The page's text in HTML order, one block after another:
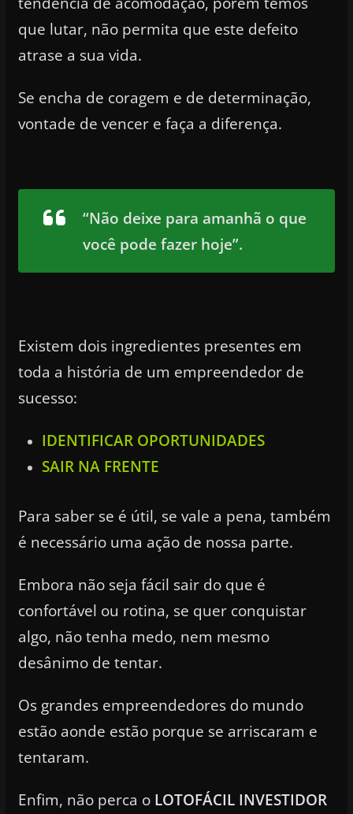
que lutar, não permita que este defeito
atrase a sua vida.
Se encha de coragem e de determinação,
vontade de vencer e faça a diferença.
“Não deixe para amanhã o que
você pode fazer hoje”.
Existem dois ingredientes presentes em
toda a história de um empreendedor de
sucesso:
IDENTIFICAR OPORTUNIDADES
SAIR NA FRENTE
Para saber se é útil, se vale a pena, também
é necessário uma ação de nossa parte.
Embora não seja fácil sair do que é
confortável ou rotina, se quer conquistar
algo, não tenha medo, nem mesmo
desânimo de tentar.
Os grandes empreendedores do mundo
estão aonde estão porque se arriscaram e
tentaram.
Enfim, não perca o LOTOFÁCIL INVESTIDOR